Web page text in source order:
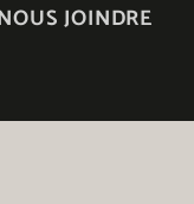
JOINDRE